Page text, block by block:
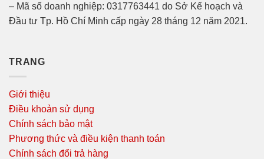
– Mã số doanh nghiệp: 0317763441 do Sở Kế hoạch và
Đầu tư Tp. Hồ Chí Minh cấp ngày 28 tháng 12 năm 2021.
TRANG
Giới thiệu
Điều khoản sử dụng
Chính sách bảo mật
Phương thức và điều kiện thanh toán
Chính sách đổi trả hàng